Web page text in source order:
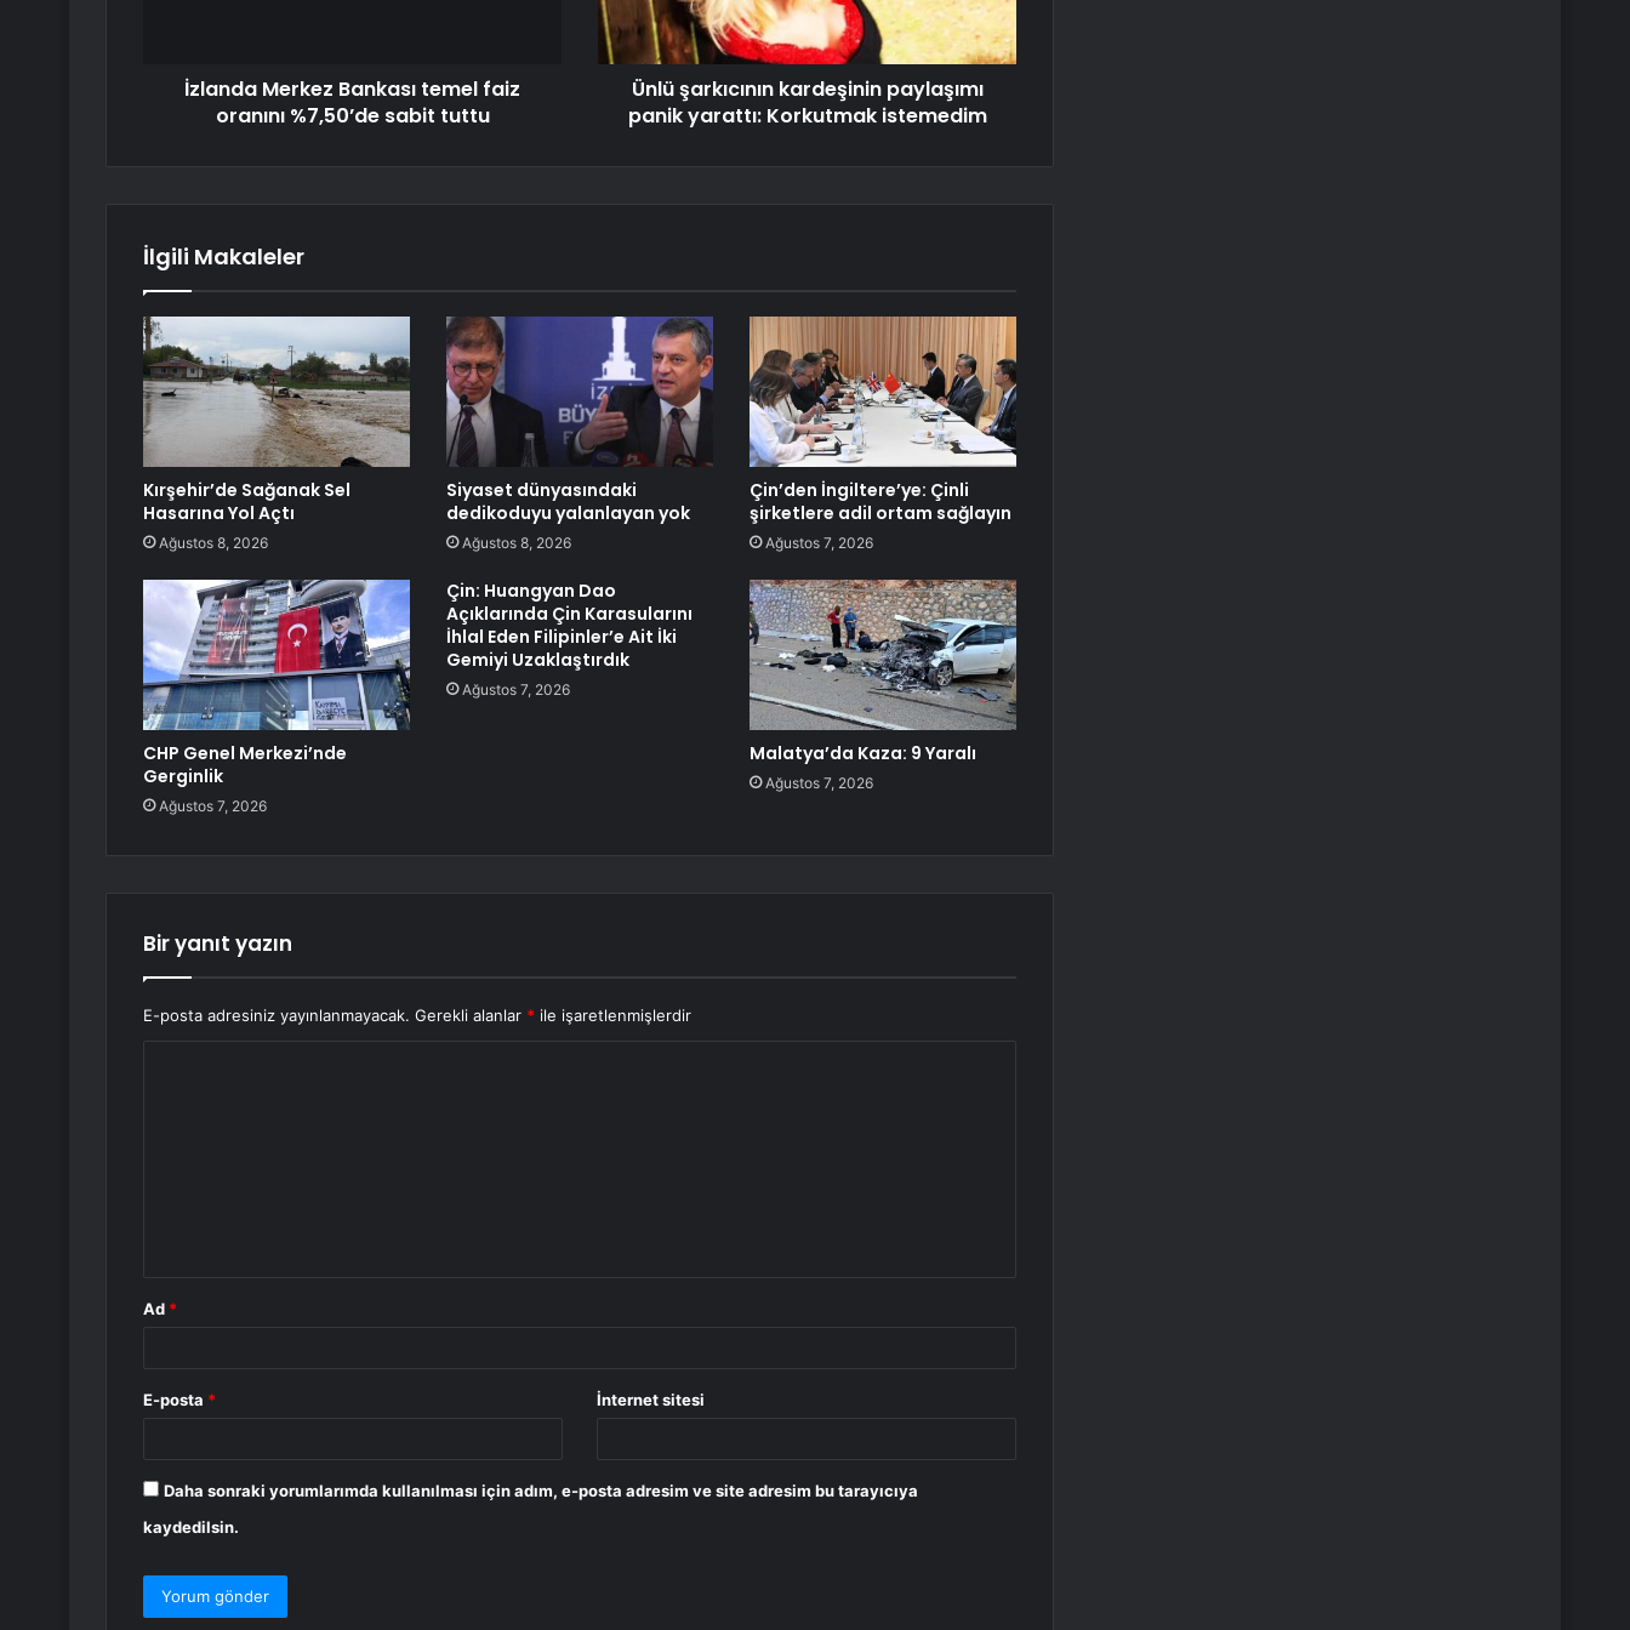
İzlanda Merkez Bankası temel faiz
oranını %7,50’de sabit tuttu
Ünlü şarkıcının kardeşinin paylaşımı
panik yarattı: Korkutmak istemedim
İlgili Makaleler
Kırşehir’de Sağanak Sel
Hasarına Yol Açtı
Ağustos 8, 2026
Siyaset dünyasındaki
dedikoduyu yalanlayan yok
Ağustos 8, 2026
Çin’den İngiltere’ye: Çinli
şirketlere adil ortam sağlayın
Ağustos 7, 2026
CHP Genel Merkezi’nde
Gerginlik
Ağustos 7, 2026
Çin: Huangyan Dao
Açıklarında Çin Karasularını
İhlal Eden Filipinler’e Ait İki
Gemiyi Uzaklaştırdık
Ağustos 7, 2026
Malatya’da Kaza: 9 Yaralı
Ağustos 7, 2026
Bir yanıt yazın
E-posta adresiniz yayınlanmayacak. Gerekli alanlar * ile işaretlenmişlerdir
Ad *
E-posta * İnternet sitesi
Daha sonraki yorumlarımda kullanılması için adım, e-posta adresim ve site adresim bu tarayıcıya
kaydedilsin.